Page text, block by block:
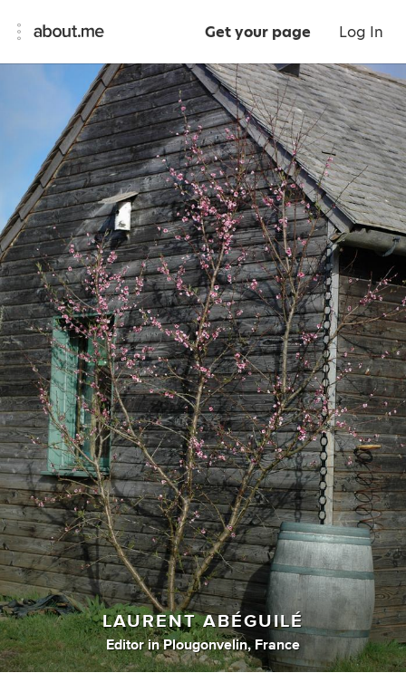
Get your page Log In
LAURENT ABÉGUILÉ
Editor inPlougonvelin, France